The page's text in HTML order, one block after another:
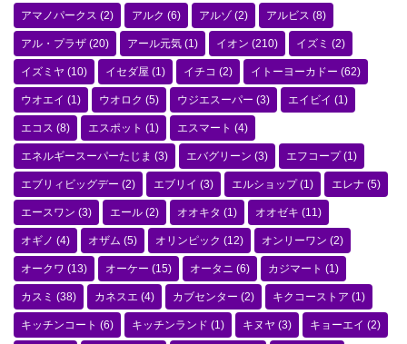
アマノパークス (2) アルク (6) アルゾ(2) アルビス (8)
アル・プラザ (20) アール元気 (1) イオン (210) イズミ (2)
イズミヤ (10) イセダ屋 (1) イチコ (2) イトーヨーカドー (62)
ウオエイ (1) ウオロク (5) ウジエスーパー (3) エイビイ (1)
エコス (8) エスポット (1) エスマート (4)
エネルギースーパーたじま (3) エバグリーン (3) エフコープ(1)
エブリィビッグデー (2) エブリイ (3) エルショップ(1) エレナ (5)
エースワン (3) エール (2) オオキタ (1) オオゼキ (11)
オギノ (4) オザム (5) オリンピック (12) オンリーワン (2)
オークワ (13) オーケー (15) オータニ (6) カジマート (1)
カスミ (38) カネスエ (4) カブセンター (2) キクコーストア (1)
キッチンコート (6) キッチンランド (1) キヌヤ (3) キョーエイ (2)